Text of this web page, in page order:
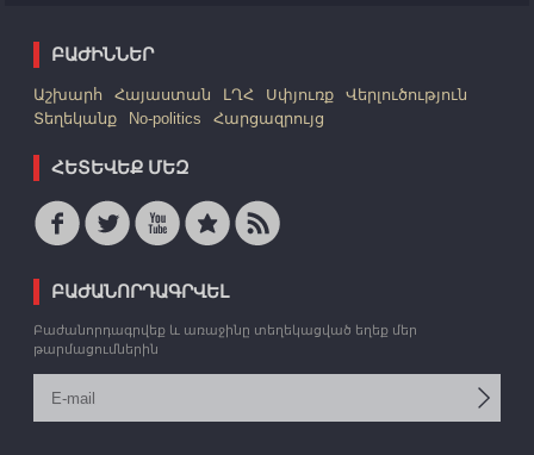
ԲԱԺԻՆՆԵՐ
Աշխարհ Հայաստան ԼՂՀ Սփյուռք
Վերլուծություն
Տեղեկանք
No-politics Հարցազրույց
ՀԵՏԵՎԵՔ ՄԵԶ
ԲԱԺԱՆՈՐԴԱԳՐՎԵԼ
Բաժանորդագրվեք և առաջինը տեղեկացված եղեք մեր
թարմացումներին